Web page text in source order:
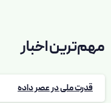
مهم‌ترین اخبار
قدرت ملی در عصر داده